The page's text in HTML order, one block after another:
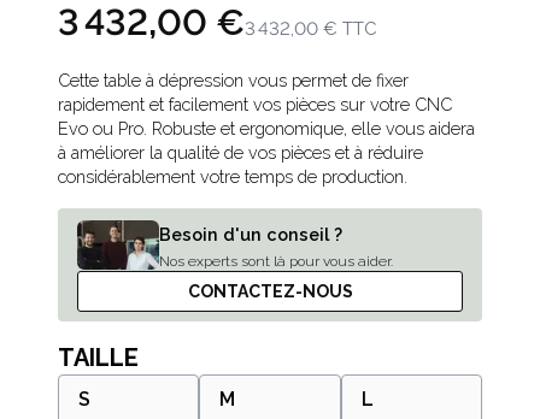
3 432,00 €3 432,00 € TTC
Description
Cette table à dépression vous permet de fixer
rapidement et facilement vos pièces sur votre CNC
Evo ou Pro. Robuste et ergonomique, elle vous aidera
à améliorer la qualité de vos pièces et à réduire
considérablement votre temps de production.
Besoin d'un conseil ?
Nos experts sont là pour vous aider.
CONTACTEZ-NOUS
TAILLE
S M L